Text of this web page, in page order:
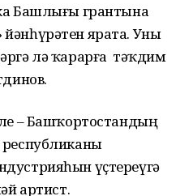
Башлығы грантына
ярата. Уны
лә ҡарарға тәҡдим
– Башҡортостандың
үҫтереүгә
артист.